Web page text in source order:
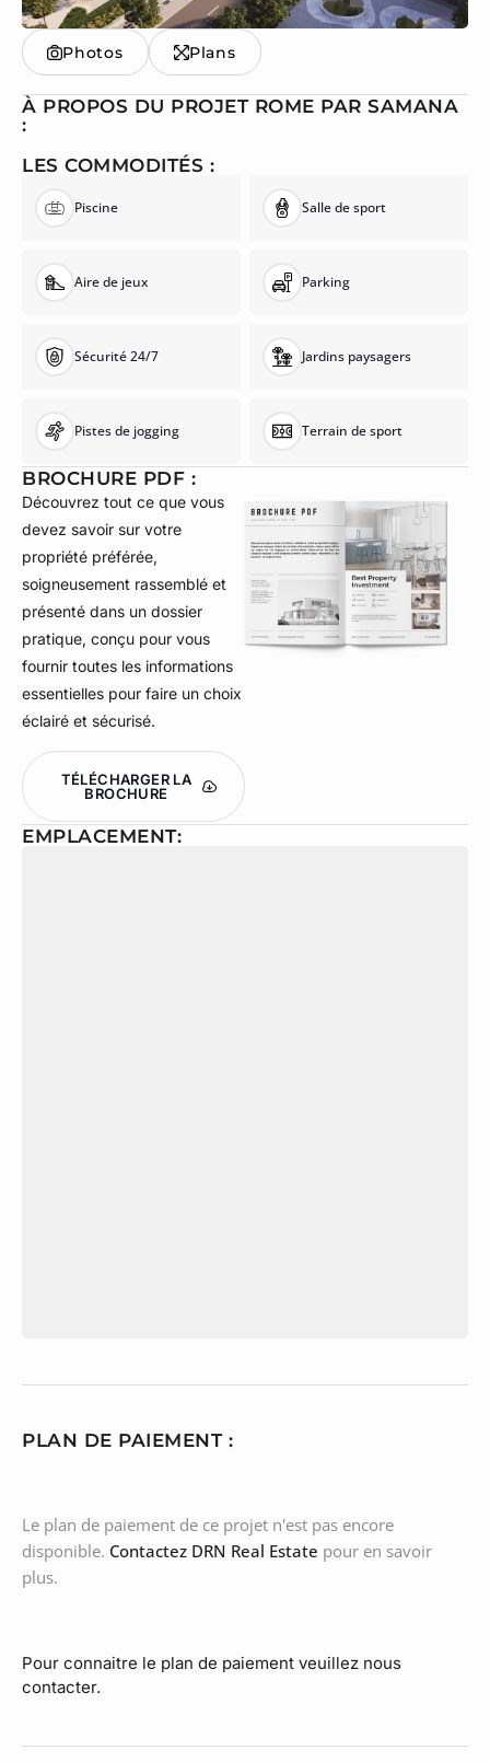
Photos Plans
À PROPOS DU PROJET ROME PAR SAMANA
:
LES COMMODITÉS :
Piscine Salle de sport
Aire de jeux Parking
Sécurité 24/7 Jardins paysagers
Pistes de jogging Terrain de sport
BROCHURE PDF :
Découvrez tout ce que vous
devez savoir sur votre
propriété préférée,
soigneusement rassemblé et
présenté dans un dossier
pratique, conçu pour vous
fournir toutes les informations
essentielles pour faire un choix
éclairé et sécurisé.
TÉLÉCHARGER LA
BROCHURE
EMPLACEMENT:
PLAN DE PAIEMENT :
Le plan de paiement de ce projet n'est pas encore
disponible. Contactez DRN Real Estate pour en savoir
plus.
Pour connaitre le plan de paiement veuillez nous
contacter.